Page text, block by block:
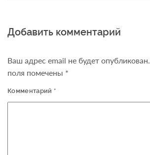
Добавить комментарий
Ваш адрес email не будет опубликован.
поля помечены *
Комментарий *